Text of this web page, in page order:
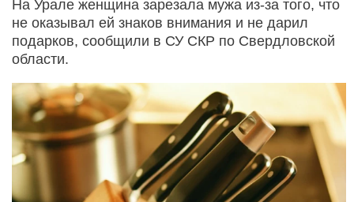
На Урале женщина зарезала мужа из-за того, что
не оказывал ей знаков внимания и не дарил
подарков, сообщили в СУ СКР по Свердловской
области.